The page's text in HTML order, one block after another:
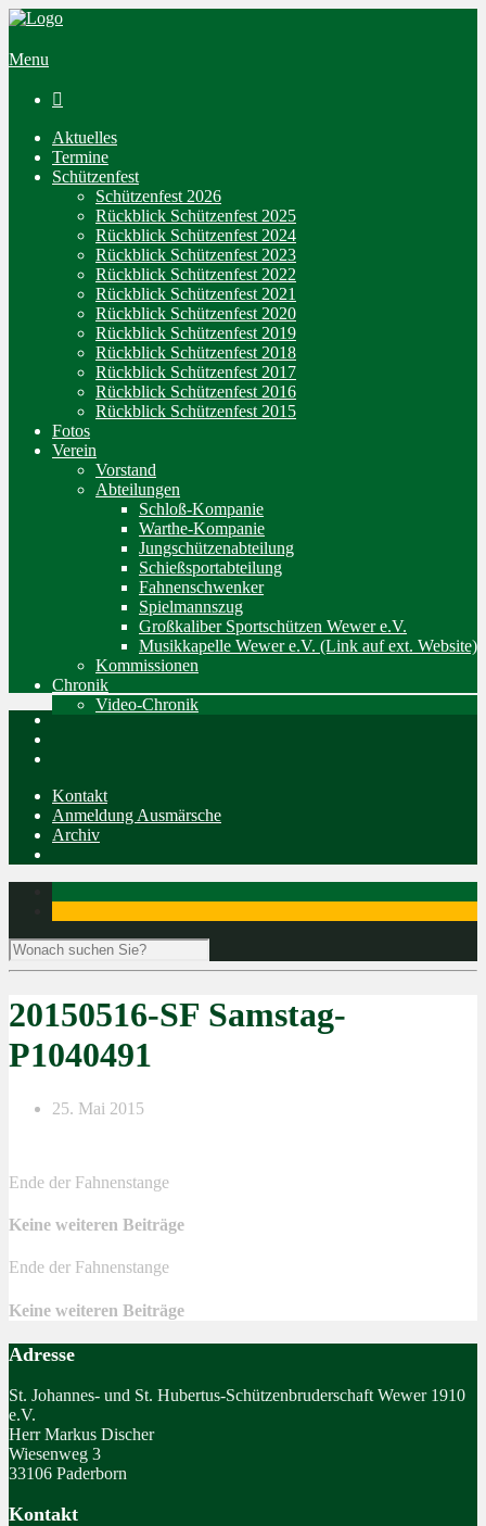
Menu

Aktuelles
Termine
Schützenfest
Schützenfest 2026
Rückblick Schützenfest 2025
Rückblick Schützenfest 2024
Rückblick Schützenfest 2023
Rückblick Schützenfest 2022
Rückblick Schützenfest 2021
Rückblick Schützenfest 2020
Rückblick Schützenfest 2019
Rückblick Schützenfest 2018
Rückblick Schützenfest 2017
Rückblick Schützenfest 2016
Rückblick Schützenfest 2015
Fotos
Verein
Vorstand
Abteilungen
Schloß-Kompanie
Warthe-Kompanie
Jungschützenabteilung
Schießsportabteilung
Fahnenschwenker
Spielmannszug
Großkaliber Sportschützen Wewer e.V.
Musikkapelle Wewer e.V. (Link auf ext. Website)
Kommissionen
Chronik
Video-Chronik
Kontakt
Anmeldung Ausmärsche
Archiv
20150516-SF Samstag-
P1040491
25. Mai 2015
Ende der Fahnenstange
Keine weiteren Beiträge
Ende der Fahnenstange
Keine weiteren Beiträge
Adresse
St. Johannes- und St. Hubertus-Schützenbruderschaft Wewer 1910
e.V.
Herr Markus Discher
Wiesenweg 3
33106 Paderborn
Kontakt